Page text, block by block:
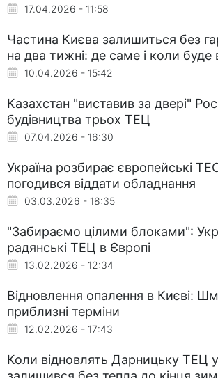
17.04.2026 - 11:58
Частина Києва залишиться без
на два тижні: де саме і коли буде
10.04.2026 - 15:42
Казахстан "виставив за двері"
будівництва трьох ТЕЦ
07.04.2026 - 16:30
Україна розбирає європейські
погодився віддати обладнання
03.03.2026 - 18:35
"Забираємо цілими блоками":
радянські ТЕЦ в Європі
13.02.2026 - 12:34
Відновлення опалення в Києві:
приблизні терміни
12.02.2026 - 17:43
Коли відновлять Дарницьку ТЕЦ у